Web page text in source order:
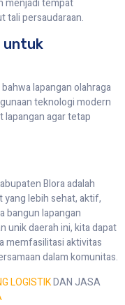
menjadi tempat
tali persaudaraan.
untuk
lapangan olahraga
teknologi modern
agar tetap
Blora adalah
lebih sehat, aktif,
bangun lapangan
unik daerah ini, kita dapat
memfasilitasi aktivitas
dalam komunitas.
LOGISTIKDAN JASA